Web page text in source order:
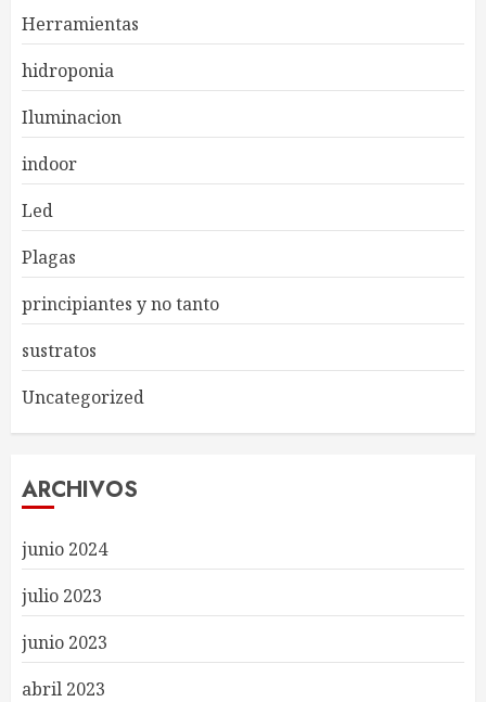
Herramientas
hidroponia
Iluminacion
indoor
Led
Plagas
principiantes y no tanto
sustratos
Uncategorized
ARCHIVOS
junio 2024
julio 2023
junio 2023
abril 2023